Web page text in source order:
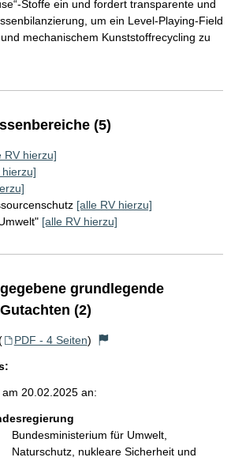
Stoffe ein und fordert transparente und
um ein Level-Playing-Field
mechanischem Kunststoffrecycling zu
(5)
RV hierzu]
hierzu]
[alle RV hierzu]
[alle RV hierzu]
grundlegende
(2)
PDF - 4 Seiten)
20.02.2025 an:
Bundesministerium für Umwelt,
Naturschutz, nukleare Sicherheit und